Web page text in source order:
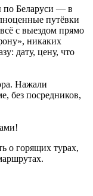
по Беларуси — в
путёвки
с выездом прямо
никаких
дату, цену, что
Нажали
без посредников,
о горящих турах,